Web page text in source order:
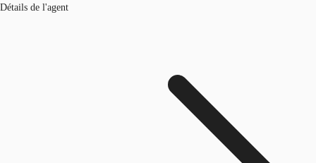
Détails de l'agent